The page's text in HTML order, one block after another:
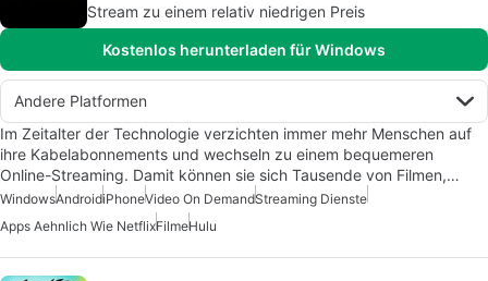
Stream zu einem relativ niedrigen Preis
Kostenlos herunterladen für Windows
Andere Platformen
Im Zeitalter der Technologie verzichten immer mehr Menschen auf
ihre Kabelabonnements und wechseln zu einem bequemeren
Online-Streaming. Damit können sie sich Tausende von Filmen,…
WindowsAndroidiPhoneVideo On DemandStreaming Dienste
Apps Aehnlich Wie NetflixFilmeHulu